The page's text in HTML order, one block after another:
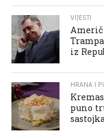
VIJESTI
iz
HRANA I
puno